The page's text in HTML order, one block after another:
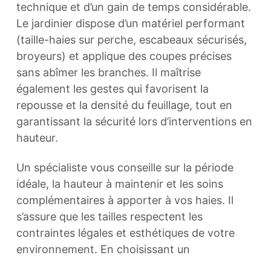
technique et d’un gain de temps considérable.
Le jardinier dispose d’un matériel performant
(taille-haies sur perche, escabeaux sécurisés,
broyeurs) et applique des coupes précises
sans abîmer les branches. Il maîtrise
également les gestes qui favorisent la
repousse et la densité du feuillage, tout en
garantissant la sécurité lors d’interventions en
hauteur.
Un spécialiste vous conseille sur la période
idéale, la hauteur à maintenir et les soins
complémentaires à apporter à vos haies. Il
s’assure que les tailles respectent les
contraintes légales et esthétiques de votre
environnement. En choisissant un